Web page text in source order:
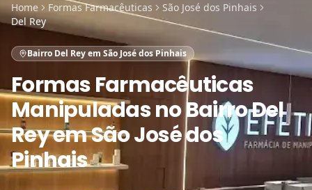
Home Formas Farmacêuticas
São José dos Pinhais
Del Rey
Bairro Del Rey em São José dos Pinhais
Formas Farmacêuticas
ManipuladasnoBairro Del
Rey em São José dos
Pinhais